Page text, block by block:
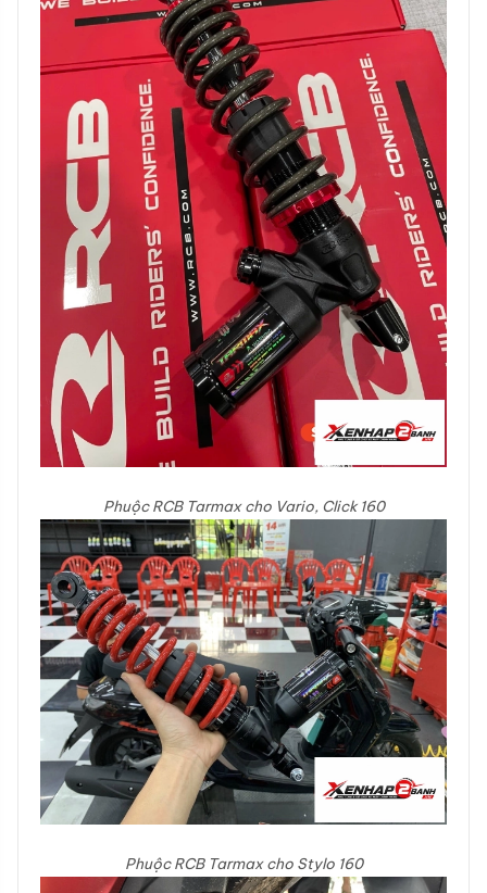
Phuộc RCB Tarmax cho Vario, Click 160
Phuộc RCB Tarmax cho Stylo 160